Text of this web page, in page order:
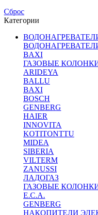
Сброс
Категории
BAXI
ГАЗОВЫЕ
ARIDEYA
BALLU
BAXI
BOSCH
GENBERG
HAIER
INNOVITA
KOTITONTTU
MIDEA
SIBERIA
VILTERM
ZANUSSI
ЛАДОГАЗ
ГАЗОВЫЕ
E.C.A.
GENBERG
НАКОПИТЕЛИ